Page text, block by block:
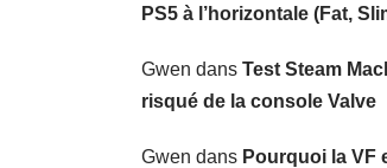
PS5 à l’horizontale (Fat,
Gwen dans Test Steam
risqué de la console Valve
Gwen dans Pourquoi la VF